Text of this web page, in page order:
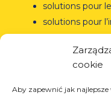
cookie
Aby zapewnić jak
solutions pour
solutions pour